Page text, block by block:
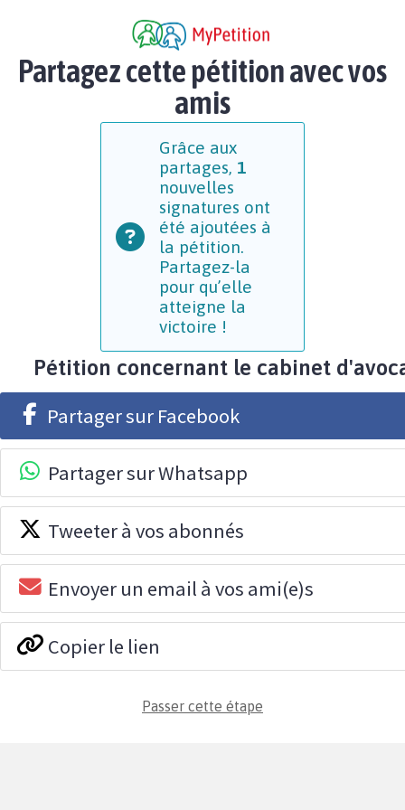
Partagez cette pétition avec vos
amis
Grâce aux
partages, 1
nouvelles
signatures ont
été ajoutées à
la pétition.
Partagez-la
pour qu’elle
atteigne la
victoire !
Pétition concernant le cabinet
Partager sur Facebook
Partager sur Whatsapp
Tweeter à vos abonnés
Envoyer un email à vos ami(e)s
Copier le lien
Passer cette étape